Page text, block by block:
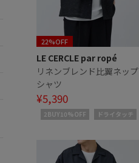
22%OFF
LE CERCLE par ropé
リネンブレンド比翼ネップ
シャツ
¥5,390
2BUY10%OFF ドライタッチ